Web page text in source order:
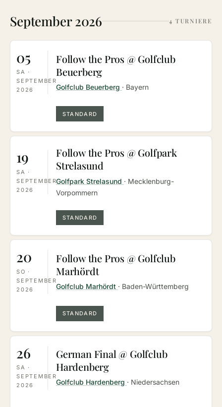
September 2026 4 TURNIERE
05
SA ·
SEPTEMBER
2026
Follow the Pros @ Golfclub
Beuerberg
Golfclub Beuerberg · Bayern
STANDARD
19
SA ·
SEPTEMBER
2026
Follow the Pros @ Golfpark
Strelasund
Golfpark Strelasund · Mecklenburg-
Vorpommern
STANDARD
20
SO ·
SEPTEMBER
2026
Follow the Pros @ Golfclub
Marhördt
Golfclub Marhördt · Baden-Württemberg
STANDARD
26
SA ·
SEPTEMBER
2026
German Final @ Golfclub
Hardenberg
Golfclub Hardenberg · Niedersachsen